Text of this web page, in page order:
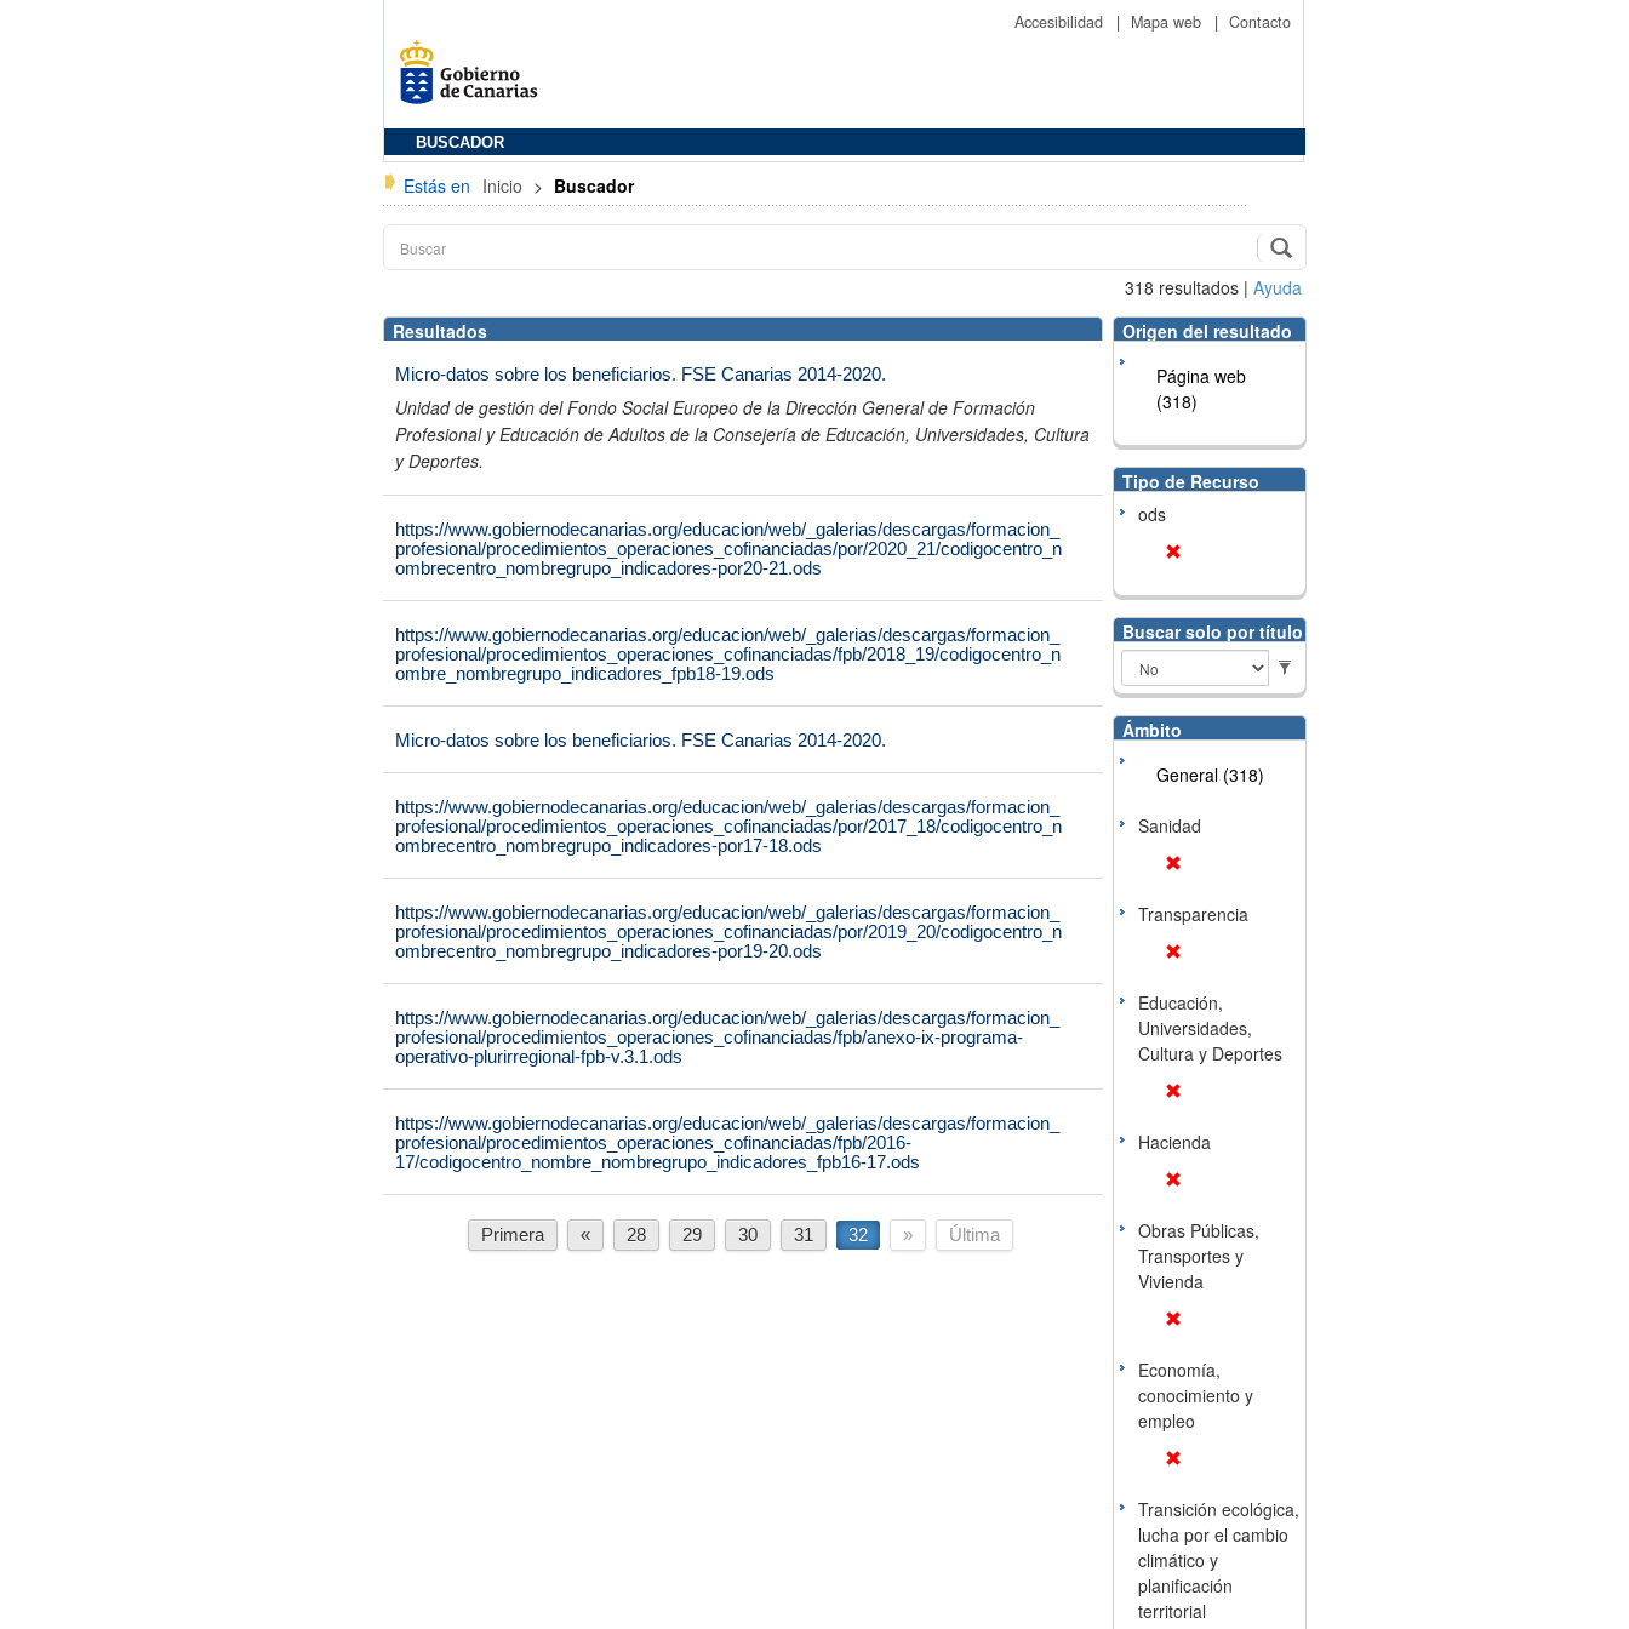
Accesibilidad | Mapa web | Contacto
BUSCADOR
Estás en Inicio > Buscador
318 resultados | Ayuda
Resultados
Micro-datos sobre los beneficiarios. FSE Canarias 2014-2020.
Unidad de gestión del Fondo Social Europeo de la Dirección General de Formación
Profesional y Educación de Adultos de la Consejería de Educación, Universidades, Cultura
y Deportes.
https://www.gobiernodecanarias.org/educacion/web/_galerias/descargas/formacion_
profesional/procedimientos_operaciones_cofinanciadas/por/2020_21/codigocentro_n
ombrecentro_nombregrupo_indicadores-por20-21.ods
https://www.gobiernodecanarias.org/educacion/web/_galerias/descargas/formacion_
profesional/procedimientos_operaciones_cofinanciadas/fpb/2018_19/codigocentro_n
ombre_nombregrupo_indicadores_fpb18-19.ods
Micro-datos sobre los beneficiarios. FSE Canarias 2014-2020.
https://www.gobiernodecanarias.org/educacion/web/_galerias/descargas/formacion_
profesional/procedimientos_operaciones_cofinanciadas/por/2017_18/codigocentro_n
ombrecentro_nombregrupo_indicadores-por17-18.ods
https://www.gobiernodecanarias.org/educacion/web/_galerias/descargas/formacion_
profesional/procedimientos_operaciones_cofinanciadas/por/2019_20/codigocentro_n
ombrecentro_nombregrupo_indicadores-por19-20.ods
https://www.gobiernodecanarias.org/educacion/web/_galerias/descargas/formacion_
profesional/procedimientos_operaciones_cofinanciadas/fpb/anexo-ix-programa-
operativo-plurirregional-fpb-v.3.1.ods
https://www.gobiernodecanarias.org/educacion/web/_galerias/descargas/formacion_
profesional/procedimientos_operaciones_cofinanciadas/fpb/2016-
17/codigocentro_nombre_nombregrupo_indicadores_fpb16-17.ods
Primera « 28 29 30 31 32 » Última
Origen del resultado
Página web
(318)
Tipo de Recurso
ods
Buscar solo por título
Ámbito
General (318)
Sanidad
Transparencia
Educación,
Universidades,
Cultura y Deportes
Hacienda
Obras Públicas,
Transportes y
Vivienda
Economía,
conocimiento y
empleo
Transición ecológica,
lucha por el cambio
climático y
planificación
territorial